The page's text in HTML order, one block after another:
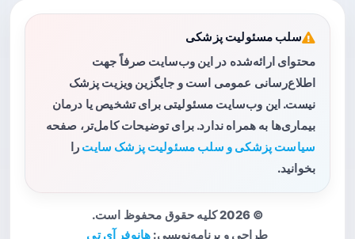
سلب مسئولیت پزشکی
محتوای ارائه‌شده در این وب‌سایت صرفاً جهت
اطلاع‌رسانی عمومی است و جایگزین ویزیت پزشک
نیست. این وب‌سایت مسئولیتی برای تشخیص یا درمان
بیماری‌ها به همراه ندارد. برای توضیحات کامل‌تر، صفحه
سیاست پزشکی و سلب مسئولیت پزشک سایت را
بخوانید.
© 2026 کلیه حقوق محفوظ است.
طراحی و برنامه‌نویسی: هانوفر آی تی